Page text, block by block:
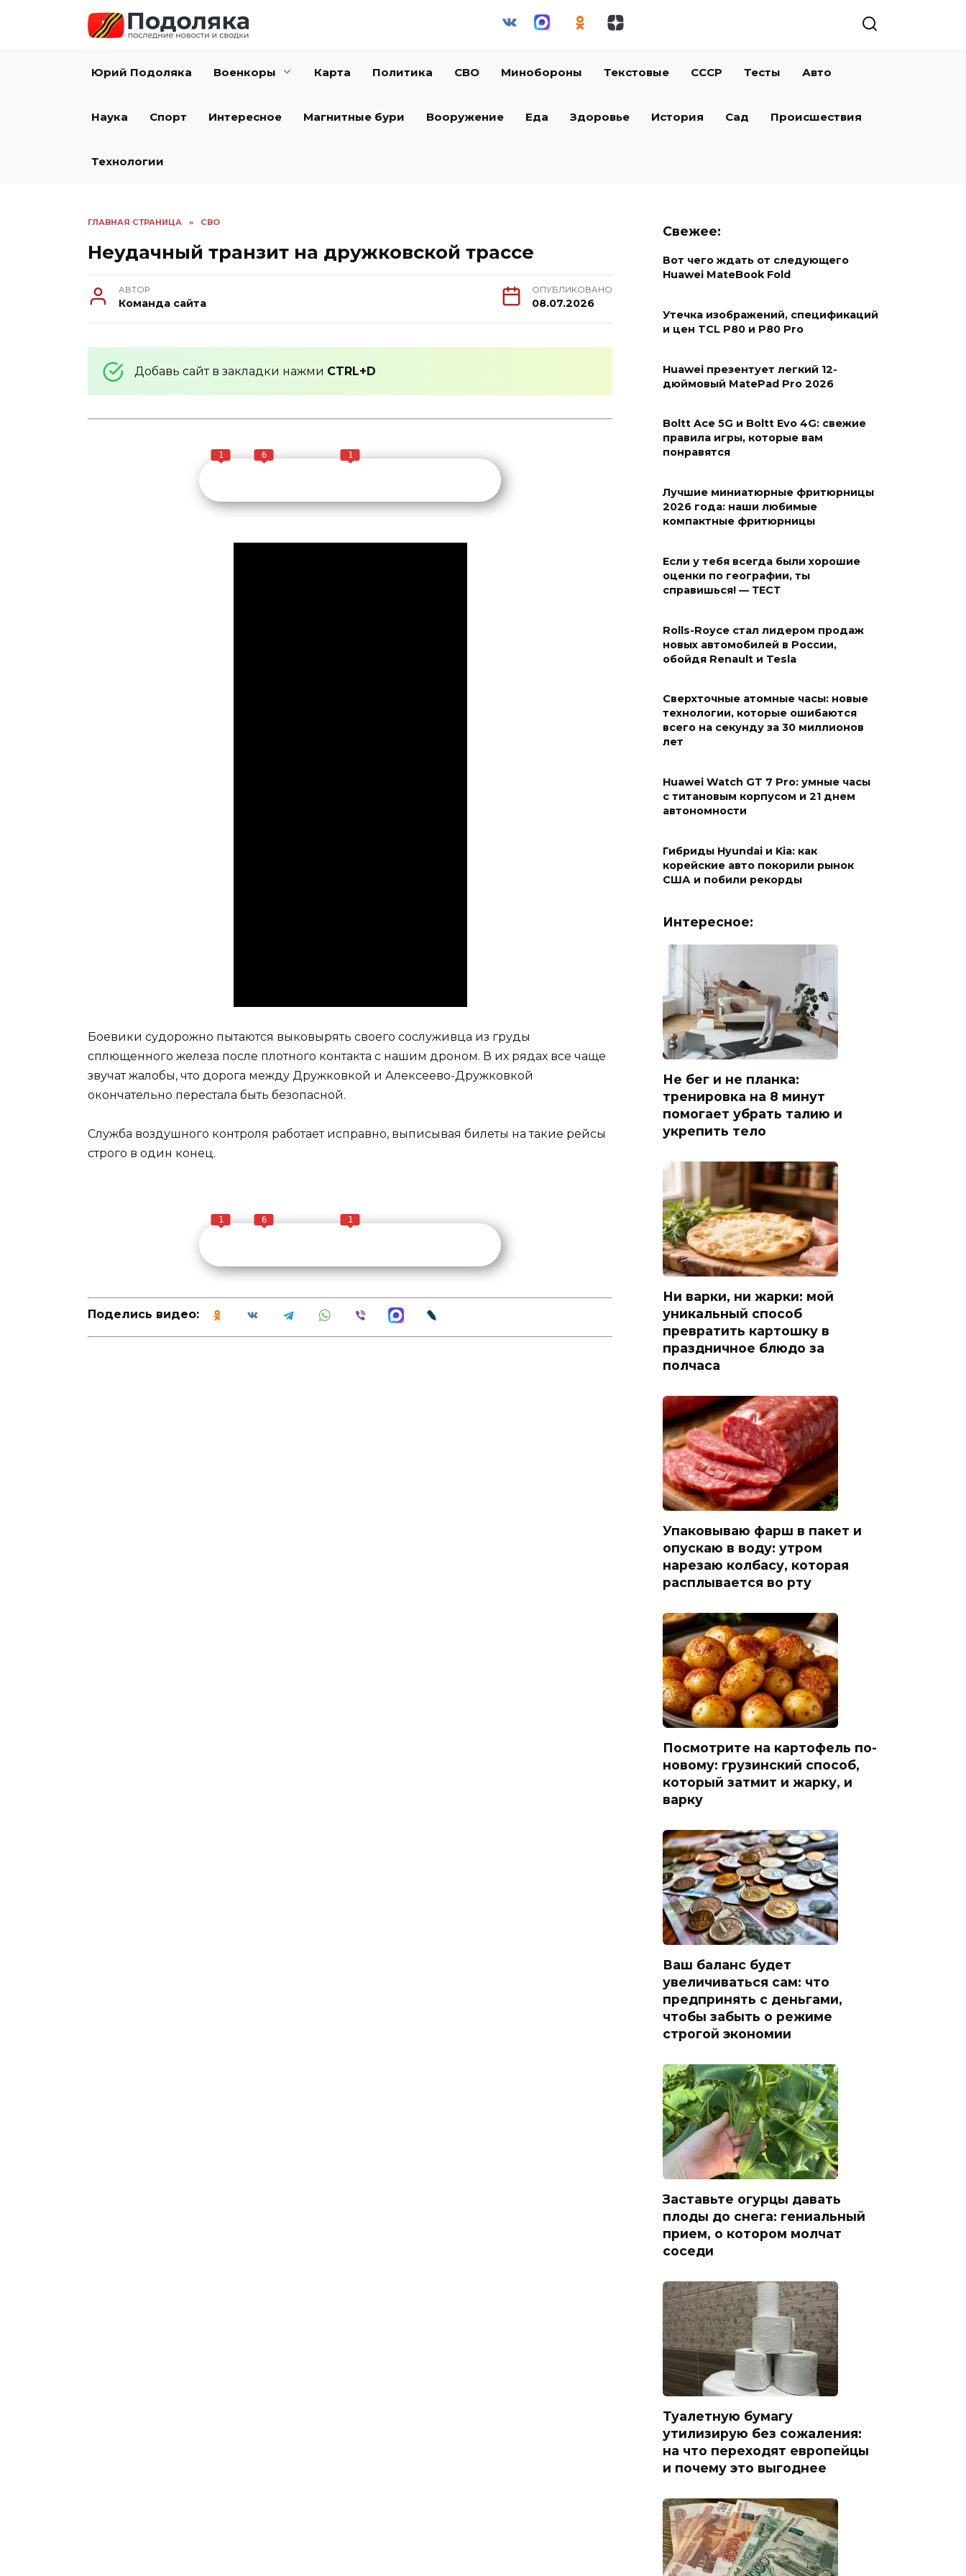
Юрий Подоляка Военкоры Карта Политика СВО Минобороны Текстовые СССР Тесты Авто
Наука Спорт Интересное Магнитные бури Вооружение Еда Здоровье История Сад Происшествия
Технологии
ГЛАВНАЯ СТРАНИЦА » СВО
Неудачный транзит на дружковской трассе
АВТОР
Команда сайта
ОПУБЛИКОВАНО
08.07.2026
Добавь сайт в закладки нажми CTRL+D
1 6 1
Боевики судорожно пытаются выковырять своего сослуживца из груды
сплющенного железа после плотного контакта с нашим дроном. В их рядах все чаще
звучат жалобы, что дорога между Дружковкой и Алексеево-Дружковкой
окончательно перестала быть безопасной.
Служба воздушного контроля работает исправно, выписывая билеты на такие рейсы
строго в один конец.
1 6 1
Поделись видео:
Свежее:
Вот чего ждать от следующего
Huawei MateBook Fold
Утечка изображений, спецификаций
и цен TCL P80 и P80 Pro
Huawei презентует легкий 12-
дюймовый MatePad Pro 2026
Boltt Ace 5G и Boltt Evo 4G: свежие
правила игры, которые вам
понравятся
Лучшие миниатюрные фритюрницы
2026 года: наши любимые
компактные фритюрницы
Если у тебя всегда были хорошие
оценки по географии, ты
справишься! — ТЕСТ
Rolls-Royce стал лидером продаж
новых автомобилей в России,
обойдя Renault и Tesla
Сверхточные атомные часы: новые
технологии, которые ошибаются
всего на секунду за 30 миллионов
лет
Huawei Watch GT 7 Pro: умные часы
с титановым корпусом и 21 днем
автономности
Гибриды Hyundai и Kia: как
корейские авто покорили рынок
США и побили рекорды
Интересное:
Не бег и не планка:
тренировка на 8 минут
помогает убрать талию и
укрепить тело
Ни варки, ни жарки: мой
уникальный способ
превратить картошку в
праздничное блюдо за
полчаса
Упаковываю фарш в пакет и
опускаю в воду: утром
нарезаю колбасу, которая
расплывается во рту
Посмотрите на картофель по-
новому: грузинский способ,
который затмит и жарку, и
варку
Ваш баланс будет
увеличиваться сам: что
предпринять с деньгами,
чтобы забыть о режиме
строгой экономии
Заставьте огурцы давать
плоды до снега: гениальный
прием, о котором молчат
соседи
Туалетную бумагу
утилизирую без сожаления:
на что переходят европейцы
и почему это выгоднее